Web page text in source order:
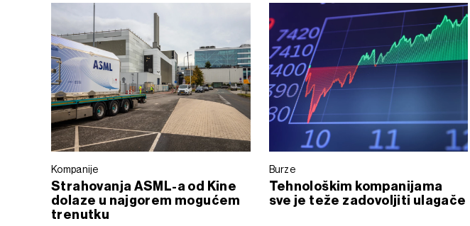
Kompanije
Strahovanja ASML-a od Kine
dolaze u najgorem mogućem
trenutku
Burze
Tehnološkim kompanijama
sve je teže zadovoljiti ulagače